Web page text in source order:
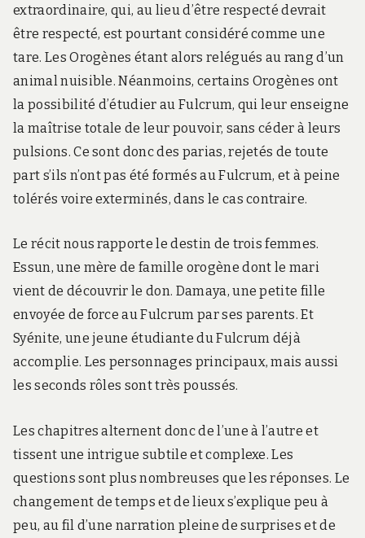
extraordinaire, qui, au lieu d’être respecté devrait
être respecté, est pourtant considéré comme une
tare. Les Orogènes étant alors relégués au rang d’un
animal nuisible. Néanmoins, certains Orogènes ont
la possibilité d’étudier au Fulcrum, qui leur enseigne
la maîtrise totale de leur pouvoir, sans céder à leurs
pulsions. Ce sont donc des parias, rejetés de toute
part s’ils n’ont pas été formés au Fulcrum, et à peine
tolérés voire exterminés, dans le cas contraire.
Le récit nous rapporte le destin de trois femmes.
Essun, une mère de famille orogène dont le mari
vient de découvrir le don. Damaya, une petite fille
envoyée de force au Fulcrum par ses parents. Et
Syénite, une jeune étudiante du Fulcrum déjà
accomplie. Les personnages principaux, mais aussi
les seconds rôles sont très poussés.
Les chapitres alternent donc de l’une à l’autre et
tissent une intrigue subtile et complexe. Les
questions sont plus nombreuses que les réponses. Le
changement de temps et de lieux s’explique peu à
peu, au fil d’une narration pleine de surprises et de